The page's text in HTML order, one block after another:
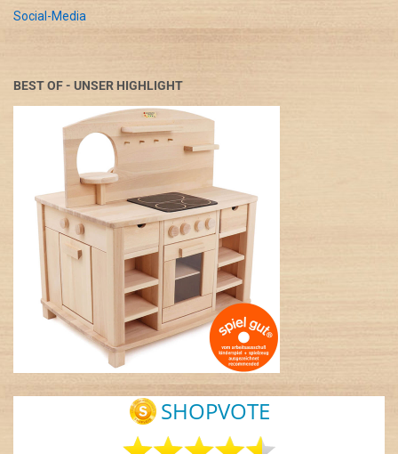
Social-Media
BEST OF - UNSER HIGHLIGHT